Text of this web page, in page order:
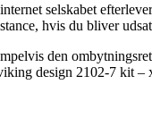
selskabet
hvis du bliver
den
design 2102-7 kit